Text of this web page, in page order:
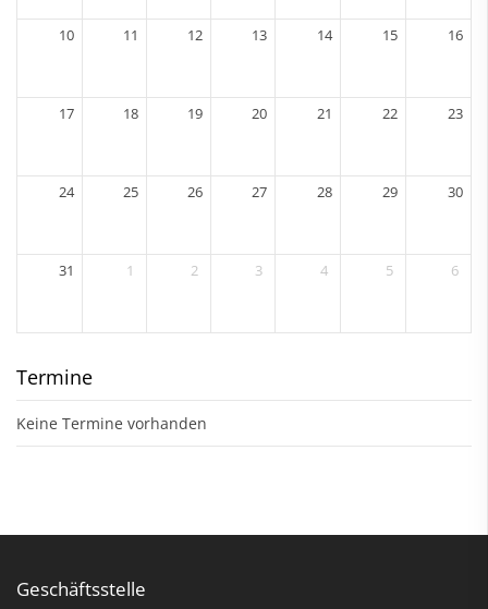
10 11 12 13 14 15 16
17 18 19 20 21 22 23
24 25 26 27 28 29 30
31 1 2 3 4 5 6
Termine
Keine Termine vorhanden
Geschäftsstelle